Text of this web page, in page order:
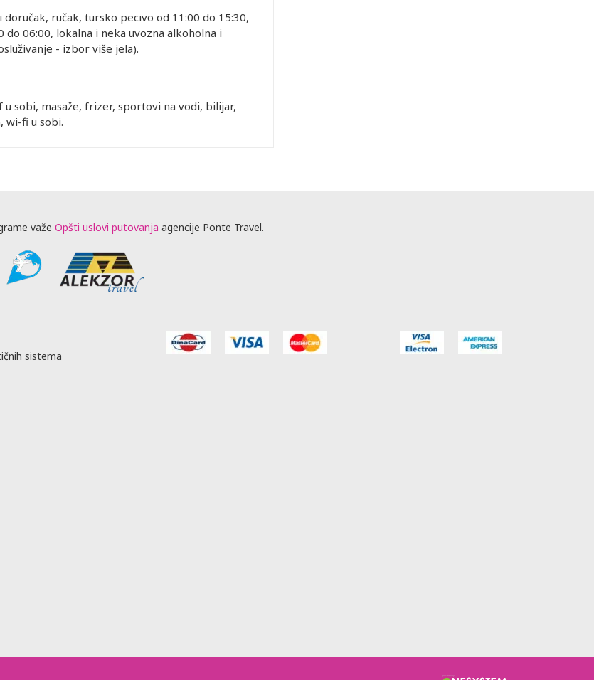
ručak, tursko pecivo od 11:00 do 15:30,
do 06:00, lokalna i neka uvozna alkoholna i
- izbor više jela).
sobi, masaže, frizer, sportovi na vodi, bilijar,
wi-fi u sobi.
važe Opšti uslovi putovanja agencije Ponte Travel.
sistema